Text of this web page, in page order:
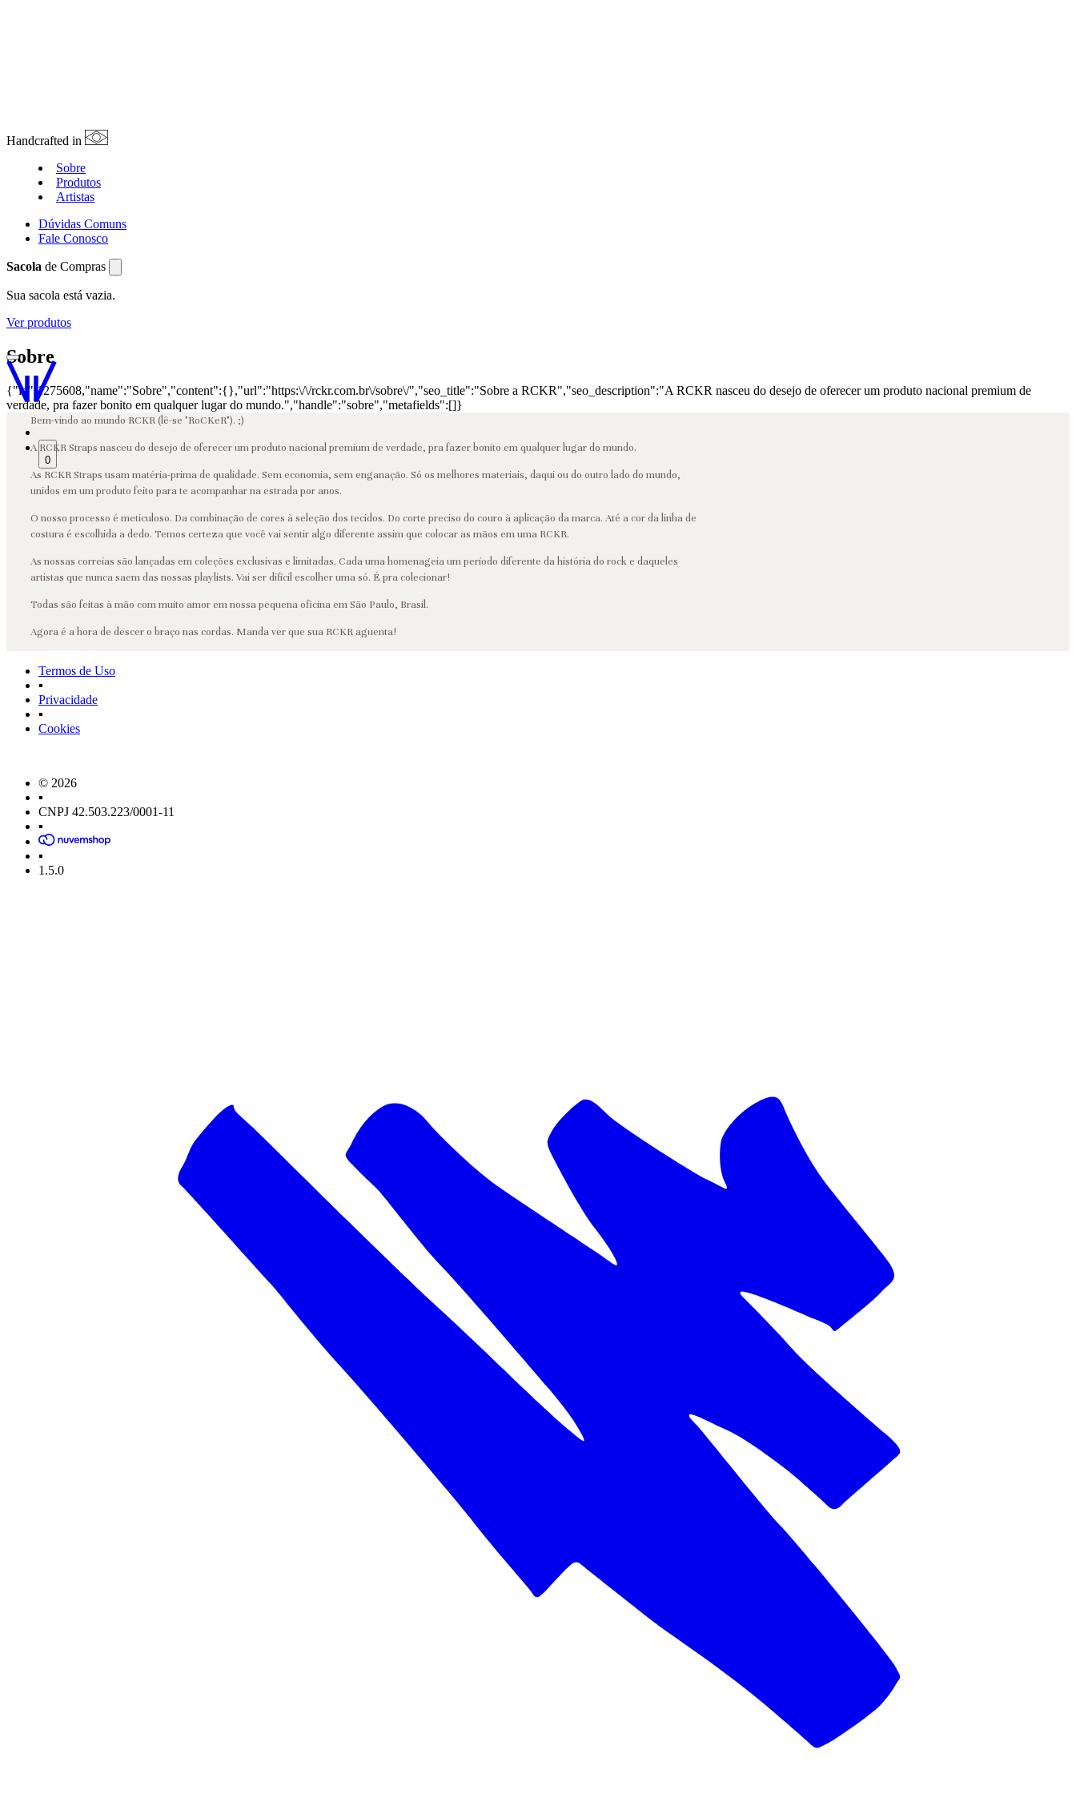
Handcrafted in
Sobre
Produtos
Artistas
Dúvidas Comuns
Fale Conosco
Sacola de Compras
Sua sacola está vazia.
Ver produtos
0
Sobre
{"id":1275608,"name":"Sobre","content":{},"url":"https:\/\/rckr.com.br\/sobre\/","seo_title":"Sobre a RCKR","seo_description":"A RCKR nasceu do desejo de oferecer um produto nacional premium de
verdade, pra fazer bonito em qualquer lugar do mundo.","handle":"sobre","metafields":[]}
Bem-vindo ao mundo RCKR (lê-se "RoCKeR"). ;)
A RCKR Straps nasceu do desejo de oferecer um produto nacional premium de verdade, pra fazer bonito em qualquer lugar do mundo.
As RCKR Straps usam matéria-prima de qualidade. Sem economia, sem enganação. Só os melhores materiais, daqui ou do outro lado do mundo,
unidos em um produto feito para te acompanhar na estrada por anos.
O nosso processo é meticuloso. Da combinação de cores à seleção dos tecidos. Do corte preciso do couro à aplicação da marca. Até a cor da linha de
costura é escolhida a dedo. Temos certeza que você vai sentir algo diferente assim que colocar as mãos em uma RCKR.
As nossas correias são lançadas em coleções exclusivas e limitadas. Cada uma homenageia um período diferente da história do rock e daqueles
artistas que nunca saem das nossas playlists. Vai ser difícil escolher uma só. É pra colecionar!
Todas são feitas à mão com muito amor em nossa pequena oficina em São Paulo, Brasil.
Agora é a hora de descer o braço nas cordas. Manda ver que sua RCKR aguenta!
Termos de Uso
▪
Privacidade
▪
Cookies
© 2026
▪
CNPJ 42.503.223/0001-11
▪
▪
1.5.0